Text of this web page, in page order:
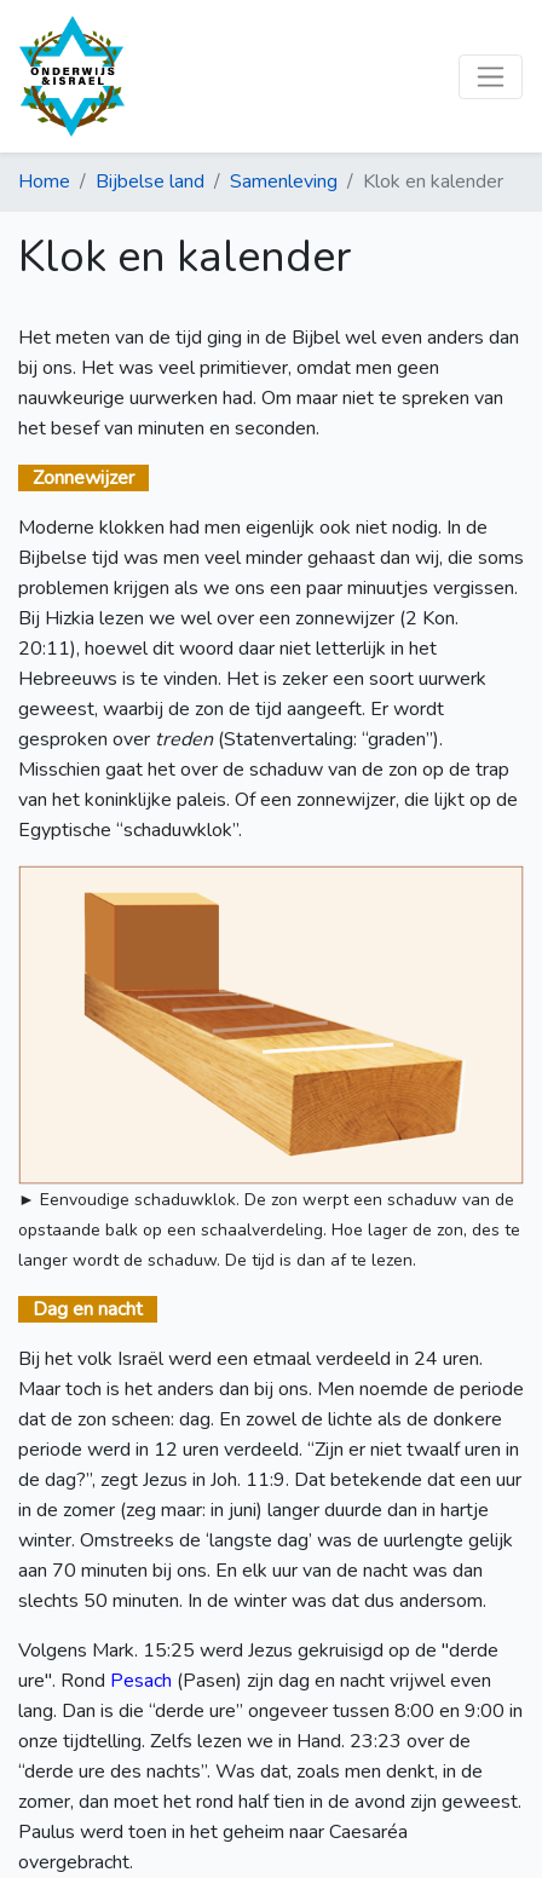
Home Bijbelse land Samenleving Klok en kalender
Klok en kalender
Het meten van de tijd ging in de Bijbel wel even anders dan
bij ons. Het was veel primitiever, omdat men geen
nauwkeurige uurwerken had. Om maar niet te spreken van
het besef van minuten en seconden.
Zonnewijzer
Moderne klokken had men eigenlijk ook niet nodig. In de
Bijbelse tijd was men veel minder gehaast dan wij, die soms
problemen krijgen als we ons een paar minuutjes vergissen.
Bij Hizkia lezen we wel over een zonnewijzer (2 Kon.
20:11), hoewel dit woord daar niet letterlijk in het
Hebreeuws is te vinden. Het is zeker een soort uurwerk
geweest, waarbij de zon de tijd aangeeft. Er wordt
gesproken over treden(Statenvertaling: “graden”).
Misschien gaat het over de schaduw van de zon op de trap
van het koninklijke paleis. Of een zonnewijzer, die lijkt op de
Egyptische “schaduwklok”.
► Eenvoudige schaduwklok. De zon werpt een schaduw van de
opstaande balk op een schaalverdeling. Hoe lager de zon, des te
langer wordt de schaduw. De tijd is dan af te lezen.
Dag en nacht
Bij het volk Israël werd een etmaal verdeeld in 24 uren.
Maar toch is het anders dan bij ons. Men noemde de periode
dat de zon scheen: dag. En zowel de lichte als de donkere
periode werd in 12 uren verdeeld. “Zijn er niet twaalf uren in
de dag?”, zegt Jezus in Joh. 11:9. Dat betekende dat een uur
in de zomer (zeg maar: in juni) langer duurde dan in hartje
winter. Omstreeks de ‘langste dag’ was de uurlengte gelijk
aan 70 minuten bij ons. En elk uur van de nacht was dan
slechts 50 minuten. In de winter was dat dus andersom.
Volgens Mark. 15:25 werd Jezus gekruisigd op de "derde
ure". Rond Pesach (Pasen) zijn dag en nacht vrijwel even
lang. Dan is die “derde ure” ongeveer tussen 8:00 en 9:00 in
onze tijdtelling. Zelfs lezen we in Hand. 23:23 over de
“derde ure des nachts”. Was dat, zoals men denkt, in de
zomer, dan moet het rond half tien in de avond zijn geweest.
Paulus werd toen in het geheim naar Caesaréa
overgebracht.